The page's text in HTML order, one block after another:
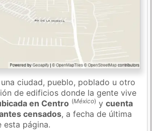
ciudad, pueblo, poblado u otro
de edificios donde la gente vive
en Centro (México) ycuenta
censados, a fecha de última
esta página.